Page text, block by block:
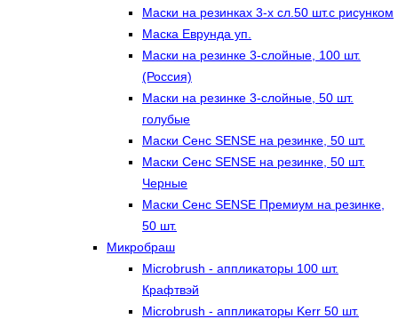
Маски на резинках 3-х сл.50 шт.с рисунком
Маска Еврунда уп.
Маски на резинке 3-слойные, 100 шт.
(Россия)
Маски на резинке 3-слойные, 50 шт.
голубые
Маски Сенс SENSE на резинке, 50 шт.
Маски Сенс SENSE на резинке, 50 шт.
Черные
Маски Сенс SENSE Премиум на резинке,
50 шт.
Микробраш
Microbrush - аппликаторы 100 шт.
Крафтвэй
Microbrush - аппликаторы Kerr 50 шт.